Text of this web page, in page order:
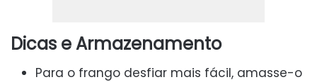
Dicas e Armazenamento
Para o frango desfiar mais fácil, amasse-o